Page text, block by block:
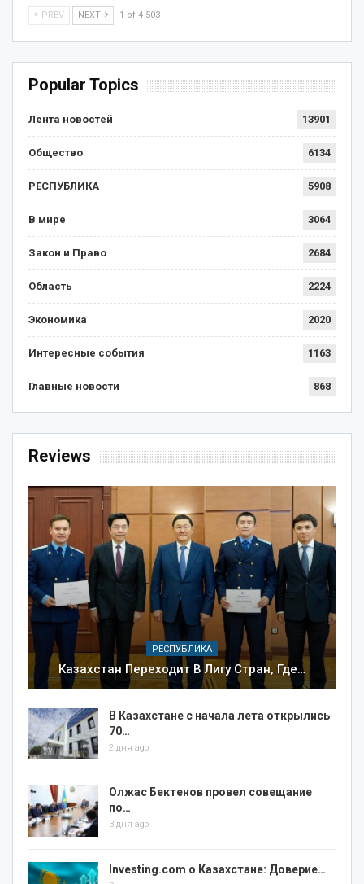
PREV NEXT 1 of 4 503
Popular Topics
Лента новостей 13901
Общество 6134
РЕСПУБЛИКА 5908
В мире 3064
Закон и Право 2684
Область 2224
Экономика 2020
Интересные события 1163
Главные новости 868
Reviews
РЕСПУБЛИКА
Казахстан Переходит В Лигу Стран, Где…
В Казахстане с начала лета открылись
70…
2 дня ago
Олжас Бектенов провел совещание
по…
3 дня ago
Investing.com о Казахстане: Доверие…